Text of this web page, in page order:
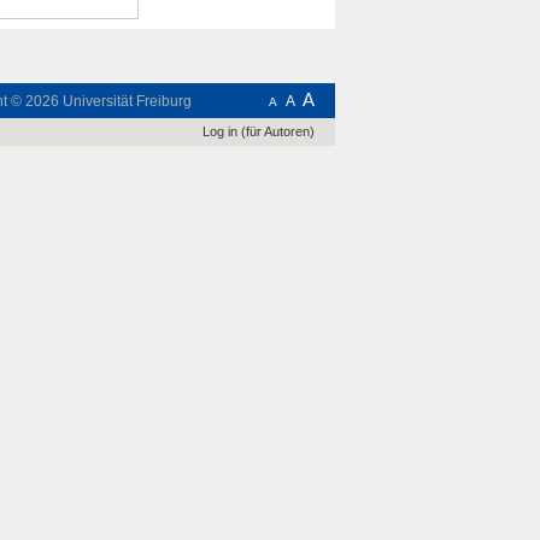
A A A
© 2026 Universität Freiburg
Log in (für Autoren)